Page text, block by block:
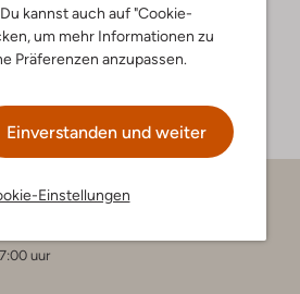
kannst auch auf "Cookie-
um mehr Informationen zu
Präferenzen anzupassen.
Einverstanden und weiter
Einstellungen
uur